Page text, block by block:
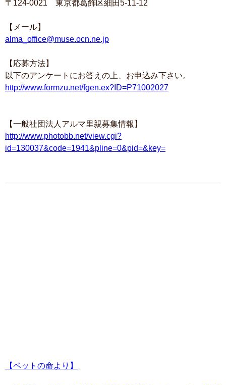
〒124-0021 東京都葛飾区細田5-11-12
【メール】
alma_office@muse.ocn.ne.jp
【応募方法】
以下のアンケートにお答えの上、お申込み下さい。
http://www.formzu.net/fgen.ex?ID=P71002027
【一般社団法人アルマ里親募集情報】
http://www.photobb.net/view.cgi?
id=130037&code=1941&pline=0&pid=&key=
【ペットの命より】